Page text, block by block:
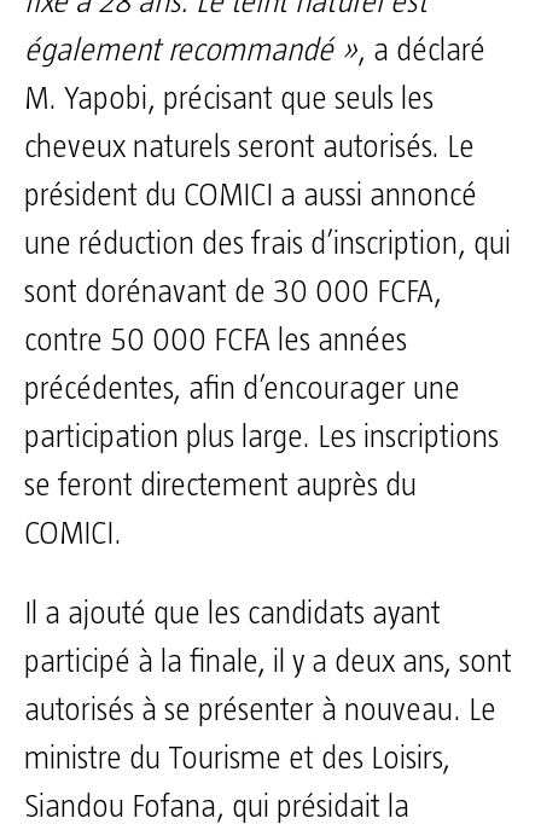
également recommandé », a déclaré
M. Yapobi, précisant que seuls les
cheveux naturels seront autorisés. Le
président du COMICI a aussi annoncé
une réduction des frais d’inscription, qui
sont dorénavant de 30 000 FCFA,
contre 50 000 FCFA les années
précédentes, afin d’encourager une
participation plus large. Les inscriptions
se feront directement auprès du
COMICI.
Il a ajouté que les candidats ayant
participé à la finale, il y a deux ans, sont
autorisés à se présenter à nouveau. Le
ministre du Tourisme et des Loisirs,
Siandou Fofana, qui présidait la